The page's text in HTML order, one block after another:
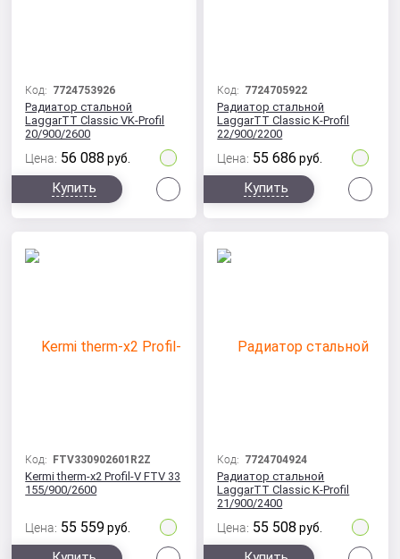
Код: 7724753926
Радиатор стальной
LaggarTT Classic VK-Profil
20/900/2600
Цена: 56 088 руб.
Купить
Код: 7724705922
Радиатор стальной
LaggarTT Classic K-Profil
22/900/2200
Цена: 55 686 руб.
Купить
Код: FTV330902601R2Z
Kermi therm-x2 Profil-V FTV 33
155/900/2600
Цена: 55 559 руб.
Код: 7724704924
Радиатор стальной
LaggarTT Classic K-Profil
21/900/2400
Цена: 55 508 руб.